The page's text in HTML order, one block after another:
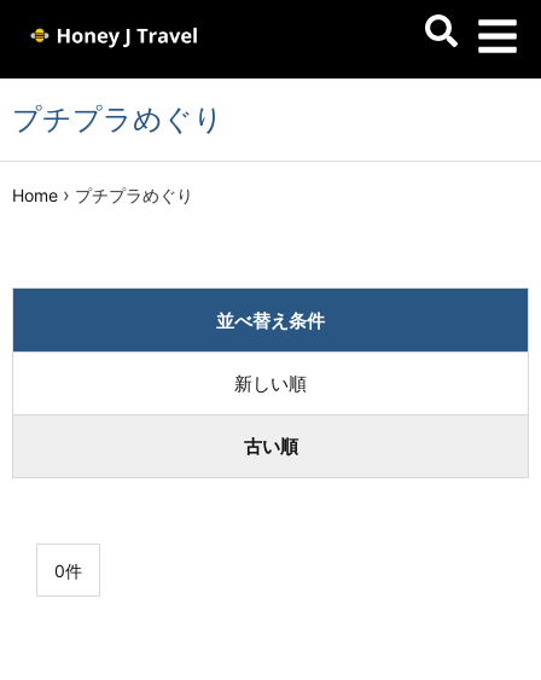
プチプラめぐり
Home › プチプラめぐり
並べ替え条件
新しい順
古い順
0件